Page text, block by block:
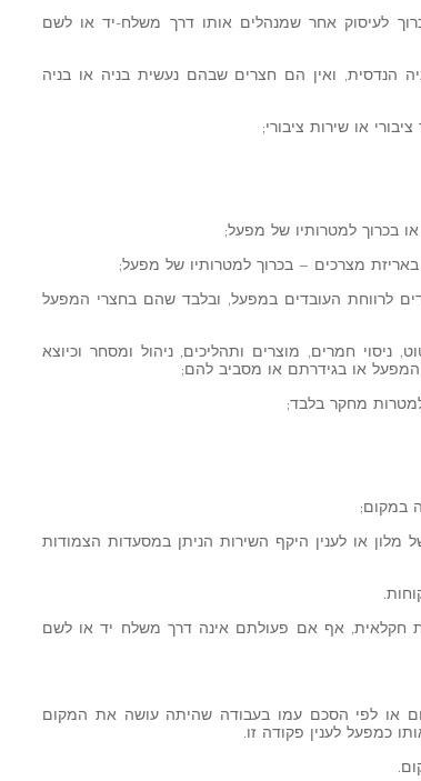
לעיסוק אחר שמנהלים אותו דרך משלח-יד או לשם
הנדסית, ואין הם חצרים שבהם נעשית בניה או בניה
או שירות ציבורי;
בכרוך למטרותיו של מפעל;
מצרכים – בכרוך למטרותיו של מפעל;
לרווחת העובדים במפעל, ובלבד שהם בחצרי המפעל
ניסוי חמרים, מוצרים ותהליכים, ניהול ומסחר וכיוצא
או בגידרתם או מסביב להם;
במקום;
או לענין היקף השירות הניתן במסעדות הצמודות
חקלאית, אף אם פעולתם אינה דרך משלח יד או לשם
או לפי הסכם עמו בעבודה שהיתה עושה את המקום
כמפעל לענין פקודה זו.